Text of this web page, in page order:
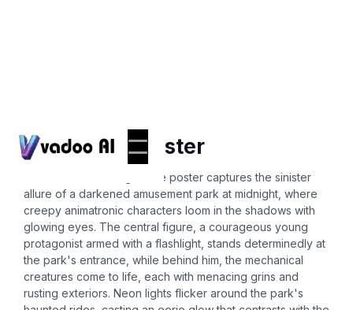
fnaf movie poster
A vibrant and thrilling movie poster captures the sinister
allure of a darkened amusement park at midnight, where
creepy animatronic characters loom in the shadows with
glowing eyes. The central figure, a courageous young
protagonist armed with a flashlight, stands determinedly at
the park's entrance, while behind him, the mechanical
creatures come to life, each with menacing grins and
rusting exteriors. Neon lights flicker around the park's